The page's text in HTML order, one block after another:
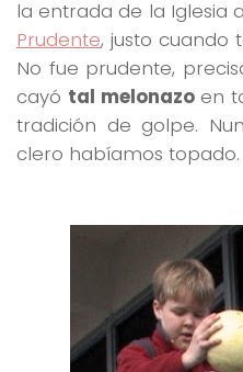
la entrada de la Iglesia
Prudente, justo cuando
No fue prudente,
cayó tal melonazoen
tradición de golpe.
clero habíamos topado.